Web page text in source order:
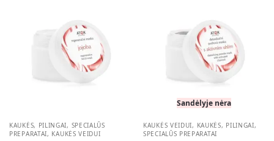
KAUKĖS, PILINGAI, SPECIALŪS
PREPARATAI, KAUKĖS VEIDUI
Sandėlyje nėra
KAUKĖS VEIDUI, KAUKĖS, PILINGAI,
SPECIALŪS PREPARATAI